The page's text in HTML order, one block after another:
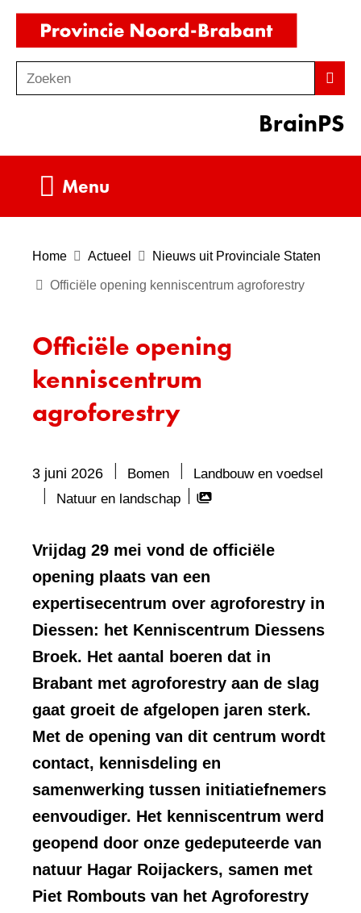
Ga
de
inhoud
o
Zoeken
BrainPS
Menu
Home Actueel Nieuws uit Provinciale Staten
Officiële opening kenniscentrum agroforestry
Officiële opening
kenniscentrum
agroforestry
3 juni 2026 Bomen
Landbouw en voedsel
Natuur en landschapBevat
element:
Fotocarrousel
Vrijdag 29 mei vond de officiële
opening plaats van een
expertisecentrum over agroforestry in
Diessen: het Kenniscentrum Diessens
Broek. Het aantal boeren dat in
Brabant met agroforestry aan de slag
gaat groeit de afgelopen jaren sterk.
Met de opening van dit centrum wordt
contact, kennisdeling en
samenwerking tussen initiatiefnemers
eenvoudiger. Het kenniscentrum werd
geopend door onze gedeputeerde van
natuur Hagar Roijackers, samen met
Piet Rombouts van het Agroforestry